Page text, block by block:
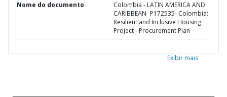
Nome do documento
Colombia - LATIN AMERICA AND
CARIBBEAN- P172535- Colombia:
Resilient and Inclusive Housing
Project - Procurement Plan
Exibir mais